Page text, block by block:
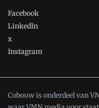
Facebook
LinkedIn
x
Instagram
Cobouw is onderdeel van